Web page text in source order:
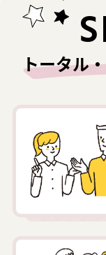
トータル